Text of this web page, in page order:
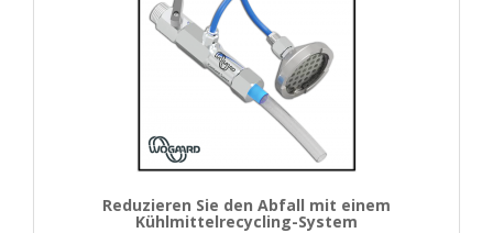
Reduzieren Sie den Abfall mit einem
Kühlmittelrecycling-System